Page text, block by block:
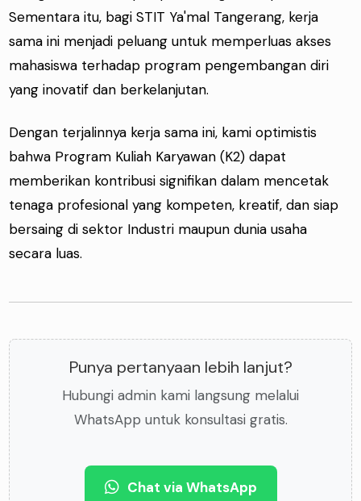
Sementara itu, bagi STIT Ya'mal Tangerang, kerja
sama ini menjadi peluang untuk memperluas akses
mahasiswa terhadap program pengembangan diri
yang inovatif dan berkelanjutan.
Dengan terjalinnya kerja sama ini, kami optimistis
bahwa Program Kuliah Karyawan (K2) dapat
memberikan kontribusi signifikan dalam mencetak
tenaga profesional yang kompeten, kreatif, dan siap
bersaing di sektor Industri maupun dunia usaha
secara luas.
Punya pertanyaan lebih lanjut?
Hubungi admin kami langsung melalui
WhatsApp untuk konsultasi gratis.
Chat via WhatsApp